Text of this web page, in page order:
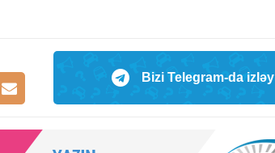
Bizi Telegram-da